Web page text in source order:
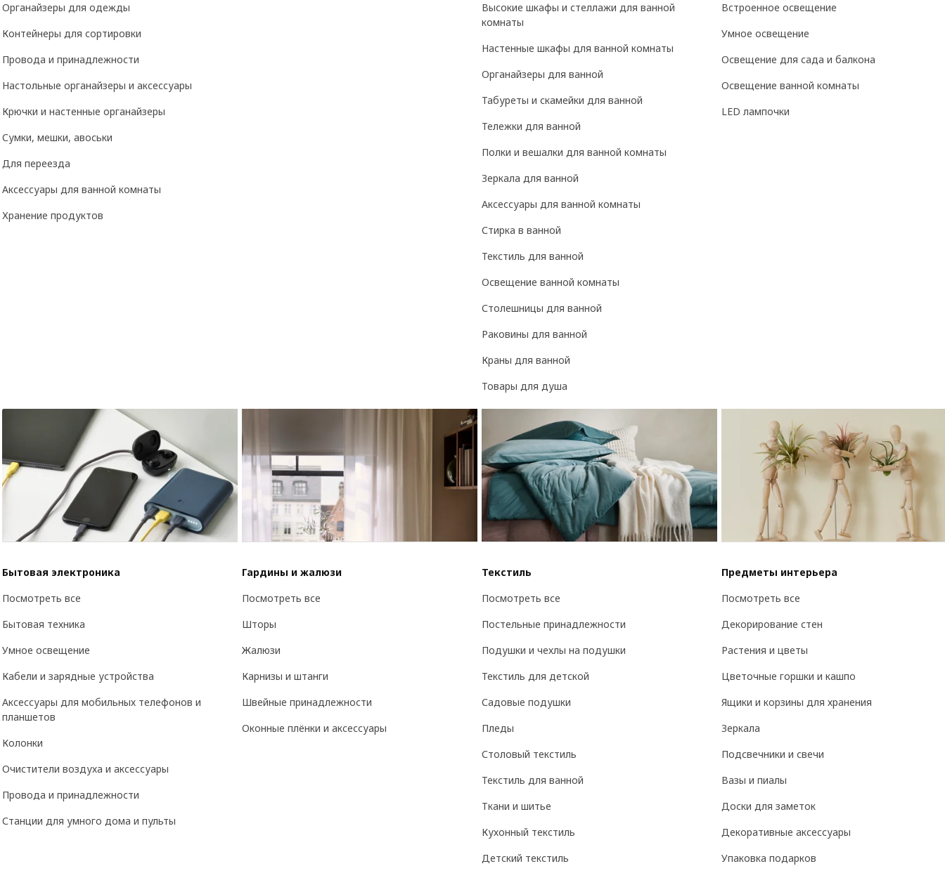
Органайзеры для одежды
Контейнеры для сортировки
Провода и принадлежности
Настольные органайзеры и аксессуары
Крючки и настенные органайзеры
Сумки, мешки, авоськи
Для переезда
Аксессуары для ванной комнаты
Хранение продуктов
Высокие шкафы и стеллажи для ванной
комнаты
Настенные шкафы для ванной комнаты
Органайзеры для ванной
Табуреты и скамейки для ванной
Тележки для ванной
Полки и вешалки для ванной комнаты
Зеркала для ванной
Аксессуары для ванной комнаты
Стирка в ванной
Текстиль для ванной
Освещение ванной комнаты
Столешницы для ванной
Раковины для ванной
Краны для ванной
Товары для душа
Встроенное освещение
Умное освещение
Освещение для сада и балкона
Освещение ванной комнаты
LED лампочки
Бытовая электроника
Посмотреть все
Бытовая техника
Умное освещение
Кабели и зарядные устройства
Аксессуары для мобильных телефонов и
планшетов
Колонки
Очистители воздуха и аксессуары
Провода и принадлежности
Станции для умного дома и пульты
Гардины и жалюзи
Посмотреть все
Шторы
Жалюзи
Карнизы и штанги
Швейные принадлежности
Оконные плёнки и аксессуары
Текстиль
Посмотреть все
Постельные принадлежности
Подушки и чехлы на подушки
Текстиль для детской
Садовые подушки
Пледы
Столовый текстиль
Текстиль для ванной
Ткани и шитье
Кухонный текстиль
Детский текстиль
Предметы интерьера
Посмотреть все
Декорирование стен
Растения и цветы
Цветочные горшки и кашпо
Ящики и корзины для хранения
Зеркала
Подсвечники и свечи
Вазы и пиалы
Доски для заметок
Декоративные аксессуары
Упаковка подарков